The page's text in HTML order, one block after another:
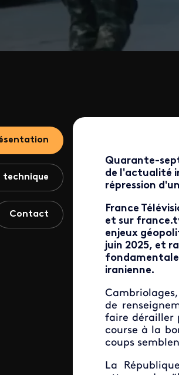
technique
Contact
Quarante-
de l'actualité
répression
France
et sur
enjeux
juin 2025, et
iranienne.
de
faire dérailler
course à la
coups
La